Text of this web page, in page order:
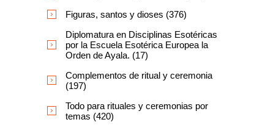
Figuras, santos y dioses (376)
Diplomatura en Disciplinas Esotéricas
por la Escuela Esotérica Europea la
Orden de Ayala. (17)
Complementos de ritual y ceremonia
(197)
Todo para rituales y ceremonias por
temas (420)